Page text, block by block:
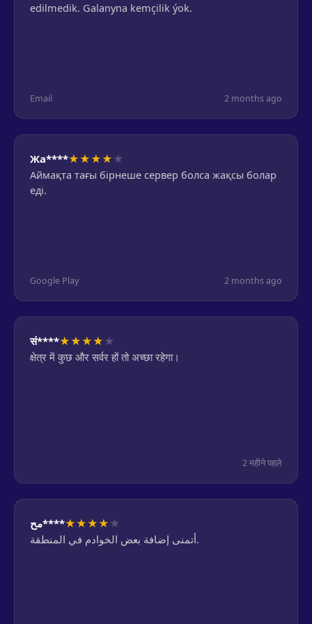
edilmedik. Galanyna kemçilik ýok.
Email 2 months ago
Жа****★★★★ ★
Аймақта тағы бірнеше сервер болса жақсы болар
еді.
Google Play 2 months ago
सं****★★★★ ★
क्षेत्र में कुछ और सर्वर हों तो अच्छा रहेगा।
2 महीने पहले
مح****★★★★ ★
أتمنى إضافة بعض الخوادم في المنطقة.